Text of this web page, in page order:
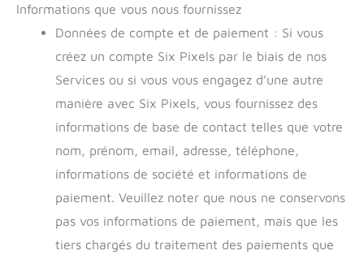
Informations que vous nous fournissez
Données de compte et de paiement : Si vous
créez un compte Six Pixels par le biais de nos
Services ou si vous vous engagez d’une autre
manière avec Six Pixels, vous fournissez des
informations de base de contact telles que votre
nom, prénom, email, adresse, téléphone,
informations de société et informations de
paiement. Veuillez noter que nous ne conservons
pas vos informations de paiement, mais que les
tiers chargés du traitement des paiements que